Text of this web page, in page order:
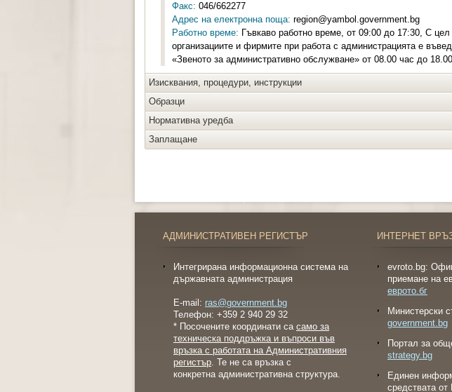
Факс: 046/662277
Адрес на електронна поща: region@yambol.government.bg
Работно време: Гъвкаво работно време, от 09:00 до 17:30, С
организациите и фирмите при работа с администрацията е
«Звеното за административно обслужване» от 08.00 час до
Изисквания, процедури, инструкции
Образци
Нормативна уредба
Заплащане
АДМИНИСТРАТИВЕН РЕГИСТЪР
Интегрирана информационна система на
държавната администрация
E-mail: ras@government.bg
Телефон: +359 2 940 29 32
* Посочените координати са само за
техническа поддръжка и въпроси във
връзка с работата на Административния
регистър. Те не са връзка с
конкретна административна структура.
ИНТЕРНЕТ
evroto.bg:
приемане на
еврото.бг
Министерски
government.bg
Портал за
strategy.bg
Eдинен
средствата